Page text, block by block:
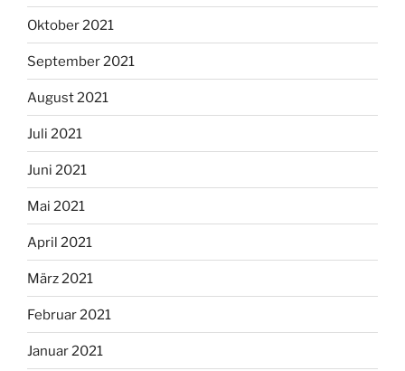
Oktober 2021
September 2021
August 2021
Juli 2021
Juni 2021
Mai 2021
April 2021
März 2021
Februar 2021
Januar 2021